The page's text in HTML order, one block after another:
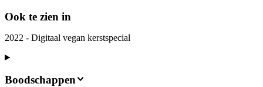
Ook te zien in
2022 - Digitaal vegan kerstspecial
Boodschappen